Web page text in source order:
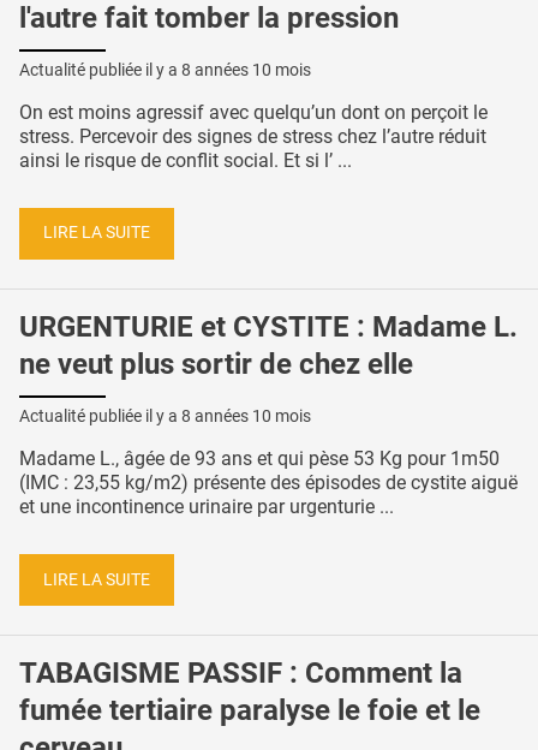
l'autre fait tomber la pression
Actualité publiée il y a 8 années 10 mois
On est moins agressif avec quelqu’un dont on perçoit le
stress. Percevoir des signes de stress chez l’autre réduit
ainsi le risque de conflit social. Et si l’ ...
LIRE LA SUITE
URGENTURIE et CYSTITE : Madame L.
ne veut plus sortir de chez elle
Actualité publiée il y a 8 années 10 mois
Madame L., âgée de 93 ans et qui pèse 53 Kg pour 1m50
(IMC : 23,55 kg/m2) présente des épisodes de cystite aiguë
et une incontinence urinaire par urgenturie ...
LIRE LA SUITE
TABAGISME PASSIF : Comment la
fumée tertiaire paralyse le foie et le